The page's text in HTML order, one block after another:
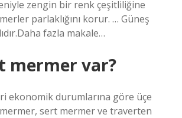
zengin bir renk çeşitliliğine
parlaklığını korur. … Güneş
fazla makale…
mermer var?
ekonomik durumlarına göre üçe
mermer, sert mermer ve traverten